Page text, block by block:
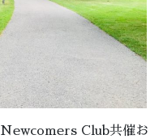
Newcomers Club共催お